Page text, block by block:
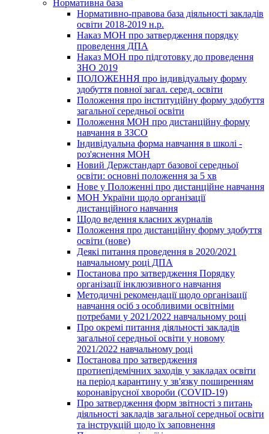
Нормативна база
Нормативно-правова база діяльності закладів
освіти 2018-2019 н.р.
Наказ МОН про затвердження порядку
проведення ДПА
Наказ МОН про підготовку до проведення
ЗНО 2019
ПОЛОЖЕННЯ про індивідуальну форму
здобуття повної загал. серед. освіти
Положення про інституційну форму здобуття
загальної середньої освіти
Положення МОН про дистанційну форму
навчання в ЗЗСО
Індивідуальна форма навчання в школі -
роз'яснення МОН
Новий Держстандарт базової середньої
освіти: основні положення за 5 хв
Нове у Положенні про дистанційне навчання
МОН України щодо організації
дистанційного навчання
Щодо ведення класних журналів
Положення про дистанційну форму здобуття
освіти (нове)
Деякі питання проведення в 2020/2021
навчальному році ДПА
Постанова про затвердження Порядку
організації інклюзивного навчання
Методичні рекомендації щодо організації
навчання осіб з особливими освітніми
потребами у 2021/2022 навчальному році
Про окремі питання діяльності закладів
загальної середньої освіти у новому
2021/2022 навчальному році
Постанова про затвердження
протиепідемічних заходів у закладах освіти
на період карантину у зв'язку поширенням
коронавірусної хвороби (COVID-19)
Про затвердження форм звітності з питань
діяльності закладів загальної середньої освіти
та інструкцій щодо їх заповнення